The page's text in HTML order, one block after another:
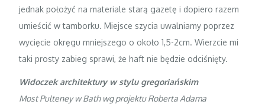
jednak położyć na materiale starą gazetę i dopiero razem
umieścić w tamborku. Miejsce szycia uwalniamy poprzez
wycięcie okręgu mniejszego o około 1,5-2cm. Wierzcie mi
taki prosty zabieg sprawi, że haft nie będzie odciśnięty.
Widoczek architektury w stylu gregoriańskim
Most Pulteney w Bath wg projektu Roberta Adama